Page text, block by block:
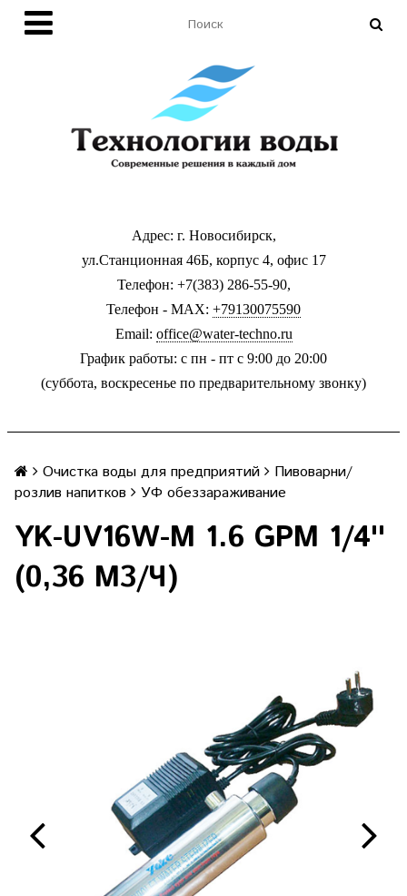
Адрес: г. Новосибирск,
ул.Станционная 46Б, корпус 4, офис 17
Телефон: +7(383) 286-55-90,
Телефон - MAX: +79130075590
Email: office@water-techno.ru
График работы: с пн - пт с 9:00 до 20:00
(суббота, воскресенье по предварительному звонку)
Очистка воды для предприятий
Пивоварни/
розлив напитков
УФ обеззараживание
YK-UV16W-M 1.6 GPM 1/4''
(0,36 М3/Ч)